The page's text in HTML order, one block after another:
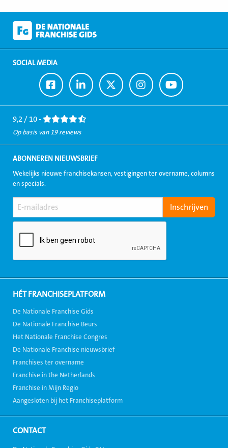
SOCIAL MEDIA
Ga
naar
Facebook
Ga
naar
LinkedIn
Ga
naar
Twitter
Ga
naar
Instagram
Ga
naar
Youtube
9,2 / 10 -
Op basis van 19 reviews
ABONNEREN NIEUWSBRIEF
Wekelijks nieuwe franchisekansen, vestigingen ter overname, columns
en specials.
HÉT FRANCHISEPLATFORM
De Nationale Franchise Gids
De Nationale Franchise Beurs
Het Nationale Franchise Congres
De Nationale Franchise nieuwsbrief
Franchises ter overname
Franchise in the Netherlands
Franchise in Mijn Regio
Aangesloten bij het Franchiseplatform
CONTACT